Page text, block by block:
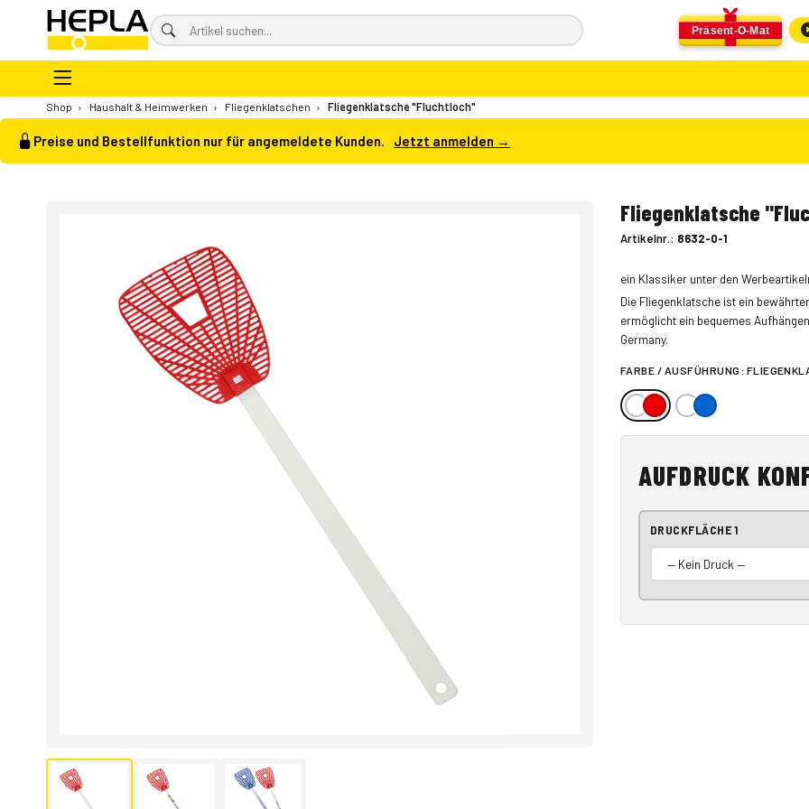
Präsent-O-Mat
Shop › Haushalt & Heimwerken › Fliegenklatschen › Fliegenklatsche "Fluchtloch"
Preise und Bestellfunktion nur für angemeldete Kunden. Jetzt anmelden →
Fliegenklatsche
Artikelnr.: 8632-0-1
ein Klassiker unter den
Die Fliegenklatsche ist ein
ermöglicht ein bequemes
Germany.
FARBE / AUSFÜHRUNG:
AUFDRUCK
DRUCKFLÄCHE 1